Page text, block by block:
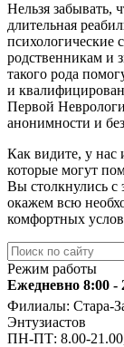
Нельзя забывать,
длительная
психологические
родственникам и
такого рода
и
Первой
анонимности и
Как видите, у нас
которые могут
Вы столкнулись с
окажем всю
комфортных
Режим работы
Ежедневно 8:00 -
Филиалы: Стара-
Энтузиастов
ПН-ПТ: 8.00-